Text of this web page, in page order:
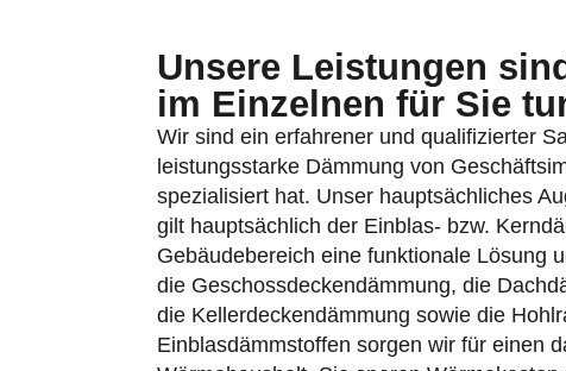
Unsere Leistungen
im Einzelnen für Sie
Wir sind ein erfahrener und qualifizierter
leistungsstarke Dämmung von
spezialisiert hat. Unser hauptsächliches
gilt hauptsächlich der Einblas- bzw.
Gebäudebereich eine funktionale Lösung
die Geschossdeckendämmung, die
die Kellerdeckendämmung sowie die
Einblasdämmstoffen sorgen wir für einen